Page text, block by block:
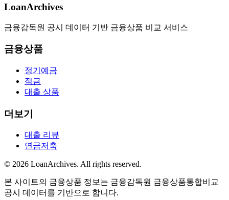
LoanArchives
금융감독원 공시 데이터 기반 금융상품 비교 서비스
금융상품
정기예금
적금
대출 상품
더보기
대출 리뷰
연금저축
© 2026 LoanArchives. All rights reserved.
본 사이트의 금융상품 정보는 금융감독원 금융상품통합비교
공시 데이터를 기반으로 합니다.